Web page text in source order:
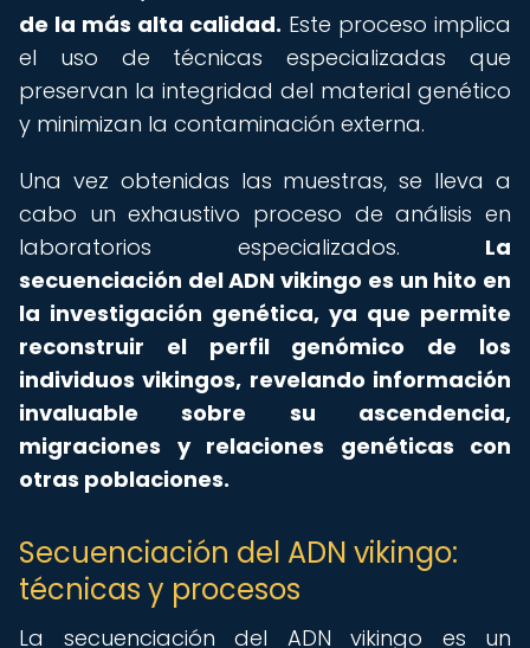
de la más alta calidad. Este proceso implica
el uso de técnicas especializadas que
preservan la integridad del material genético
y minimizan la contaminación externa.
Una vez obtenidas las muestras, se lleva a
cabo un exhaustivo proceso de análisis en
laboratorios especializados. La
secuenciación del ADN vikingo es un hito en
la investigación genética, ya que permite
reconstruir el perfil genómico de los
individuos vikingos, revelando información
invaluable sobre su ascendencia,
migraciones y relaciones genéticas con
otras poblaciones.
Secuenciación del ADN vikingo:
técnicas y procesos
La secuenciación del ADN vikingo es un